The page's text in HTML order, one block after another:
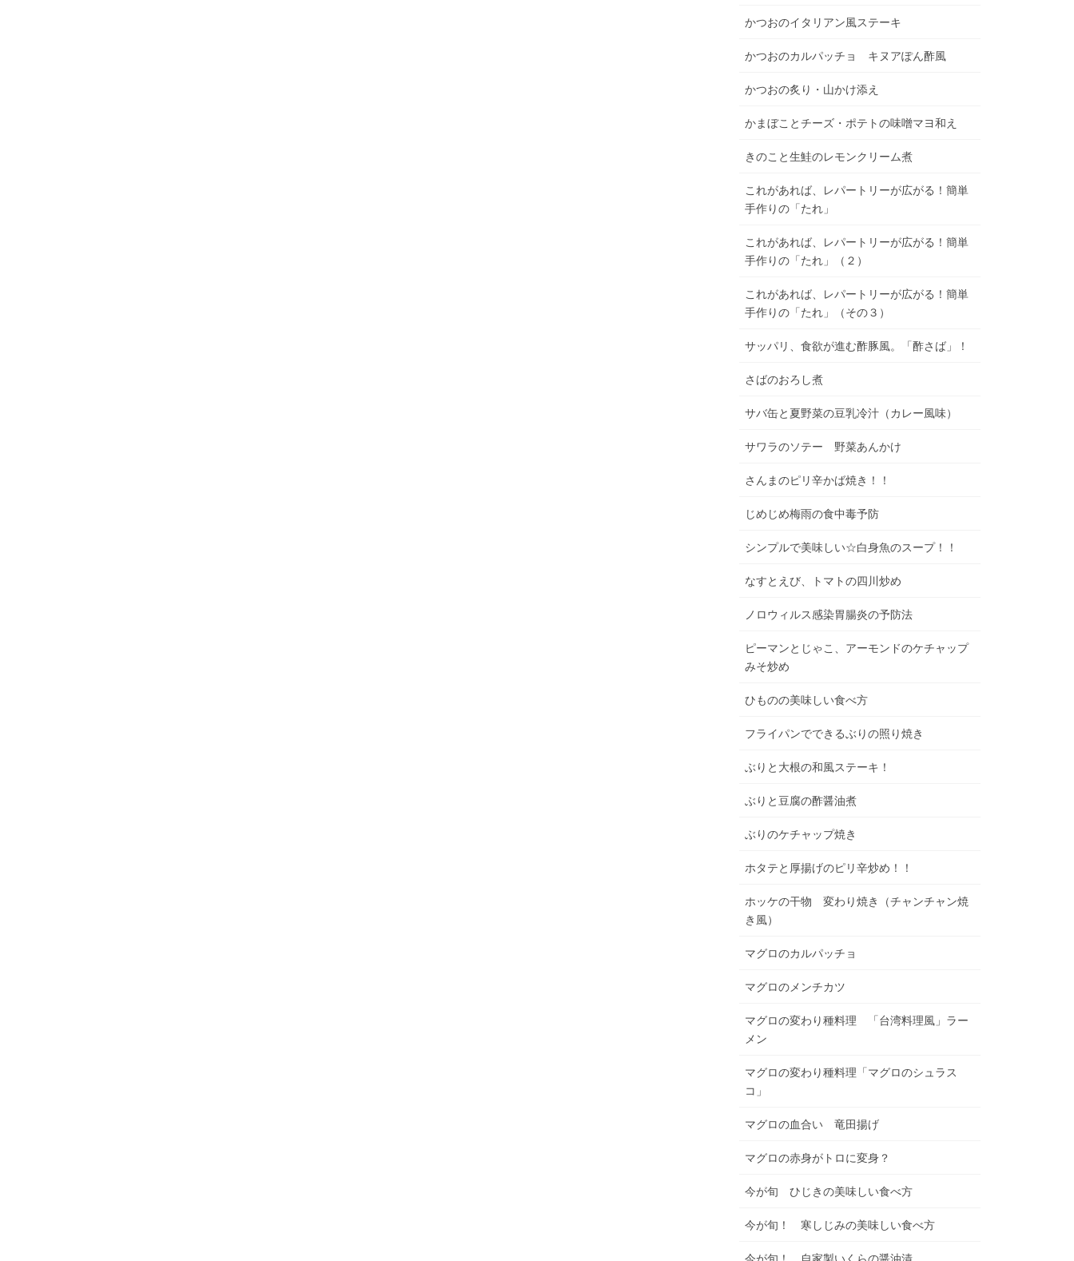
かつおのイタリアン風ステーキ
かつおのカルパッチョ キヌアぽん酢風
かつおの炙り・山かけ添え
かまぼことチーズ・ポテトの味噌マヨ和え
きのこと生鮭のレモンクリーム煮
これがあれば、レパートリーが広がる！簡単
手作りの「たれ」
これがあれば、レパートリーが広がる！簡単
手作りの「たれ」（２）
これがあれば、レパートリーが広がる！簡単
手作りの「たれ」（その３）
サッパリ、食欲が進む酢豚風。「酢さば」！
さばのおろし煮
サバ缶と夏野菜の豆乳冷汁（カレー風味）
サワラのソテー 野菜あんかけ
さんまのピリ辛かば焼き！！
じめじめ梅雨の食中毒予防
シンプルで美味しい☆白身魚のスープ！！
なすとえび、トマトの四川炒め
ノロウィルス感染胃腸炎の予防法
ピーマンとじゃこ、アーモンドのケチャップ
みそ炒め
ひものの美味しい食べ方
フライパンでできるぶりの照り焼き
ぶりと大根の和風ステーキ！
ぶりと豆腐の酢醤油煮
ぶりのケチャップ焼き
ホタテと厚揚げのピリ辛炒め！！
ホッケの干物 変わり焼き（チャンチャン焼
き風）
マグロのカルパッチョ
マグロのメンチカツ
マグロの変わり種料理 「台湾料理風」ラー
メン
マグロの変わり種料理「マグロのシュラス
コ」
マグロの血合い 竜田揚げ
マグロの赤身がトロに変身？
今が旬 ひじきの美味しい食べ方
今が旬！ 寒しじみの美味しい食べ方